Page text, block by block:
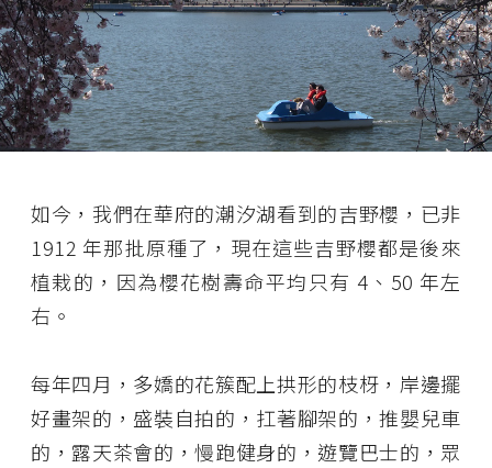
如今，我們在華府的潮汐湖看到的吉野櫻，已非
1912 年那批原種了，現在這些吉野櫻都是後來
植栽的，因為櫻花樹壽命平均只有 4、50 年左
右。
每年四月，多嬌的花簇配上拱形的枝枒，岸邊擺
好畫架的，盛裝自拍的，扛著腳架的，推嬰兒車
的，露天茶會的，慢跑健身的，遊覽巴士的，眾